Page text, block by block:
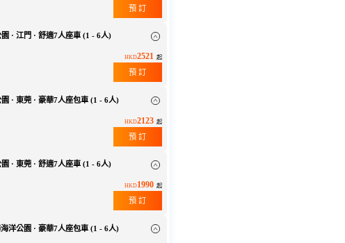
預 訂
· 江門 · 舒適7人座車 (1 - 6人)
HKD2521 起
預 訂
· 東莞 · 豪華7人座包車 (1 - 6人)
HKD2123 起
預 訂
· 東莞 · 舒適7人座車 (1 - 6人)
HKD1990 起
預 訂
洋公園 · 豪華7人座包車 (1 - 6人)